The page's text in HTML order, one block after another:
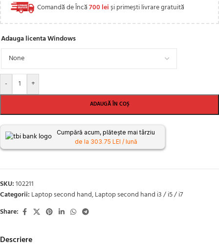
Comandă de Încă700 leiși primești livrare gratuită
Adauga licenta Windows
- +
ADAUGĂ ÎN COȘ
Cumpără acum, plătește mai târziu
de la 303.75 LEI / lună
SKU:102211
Categorii: Laptop second hand,Laptop second hand i3 / i5 / i7
Share:
Descriere